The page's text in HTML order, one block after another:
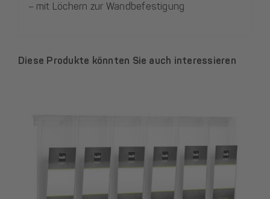
– mit Löchern zur Wandbefestigung
Diese Produkte könnten Sie auch interessieren